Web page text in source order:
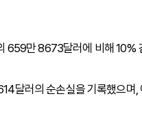
659만 8673달러에 비해 10%
달러의 순손실을 기록했으